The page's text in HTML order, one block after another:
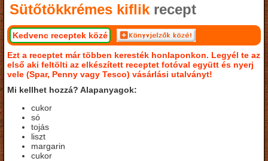
Sütőtökkrémes kiflik recept
Kedvenc receptek közé
Ezt a receptet már többen keresték honlaponkon. Legyél te az
első aki feltölti az elkészített receptet fotóval együtt és nyerj
vele (Spar, Penny vagy Tesco) vásárlási utalványt!
Mi kellhet hozzá? Alapanyagok:
cukor
só
tojás
liszt
margarin
cukor